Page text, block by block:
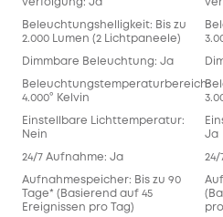
verfolgung: Ja
Beleuchtungshelligkeit: Bis zu
2.000 Lumen (2 Lichtpaneele)
Dimmbare Beleuchtung: Ja
Beleuchtungstemperaturbereich:
4.000° Kelvin
Einstellbare Lichttemperatur:
Nein
24/7 Aufnahme: Ja
Aufnahmespeicher: Bis zu 90
Tage* (Basierend auf 45
Ereignissen pro Tag)
Ja
24/